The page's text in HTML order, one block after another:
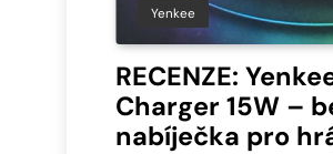
Yenkee
RECENZE:
Charger 15W –
nabíječka pro